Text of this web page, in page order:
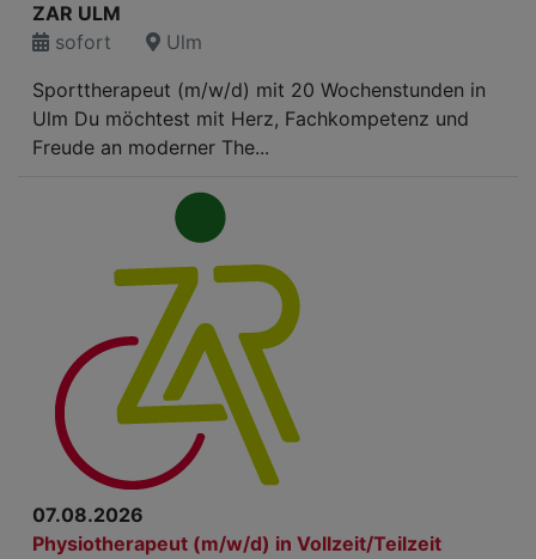
ZAR ULM
sofort
Ulm
Sporttherapeut (m/w/d) mit 20 Wochenstunden in
Ulm Du möchtest mit Herz, Fachkompetenz und
Freude an moderner The...
07.08.2026
Physiotherapeut (m/w/d) in Vollzeit/Teilzeit